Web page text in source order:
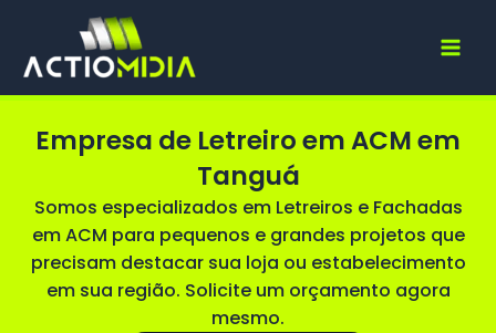
Empresa de Letreiro em ACM em
Tanguá
Somos especializados em Letreiros e Fachadas
em ACM para pequenos e grandes projetos que
precisam destacar sua loja ou estabelecimento
em sua região. Solicite um orçamento agora
mesmo.